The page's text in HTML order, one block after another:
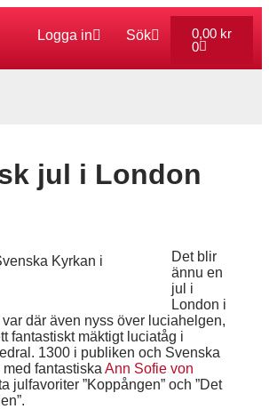
Logga in Sök 0,00 kr
0
jul i London
Kyrkan i
Det blir
ännu en
jul i
London i
där även nyss över luciahelgen,
fantastiskt mäktigt luciatåg i
1300 i publiken och Svenska
fantastiska Ann Sofie von
julfavoriter ”Koppången” och ”Det